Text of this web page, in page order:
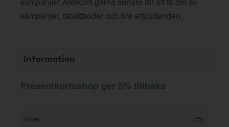
kampanjer, rabattkoder och bra erbjudanden.
Information
Presentkortsshop ger 5% tillbaka
Order 5%